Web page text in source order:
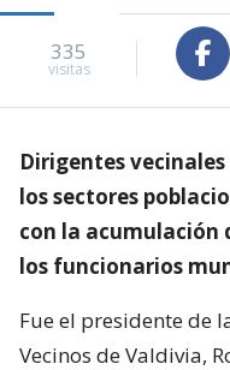
335
visitas
Dirigentes
los sectores
con la acumulación
los funcionarios
Fue el presidente de
Vecinos de Valdivia,